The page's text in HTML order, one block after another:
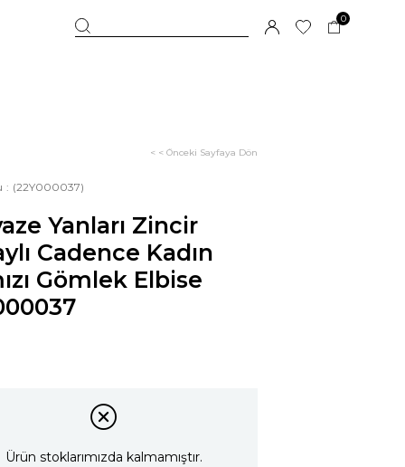
0
< < Önceki Sayfaya Dön
(22Y000037)
Yanları Zincir
Cadence Kadın
Gömlek Elbise
Ürün stoklarımızda kalmamıştır.